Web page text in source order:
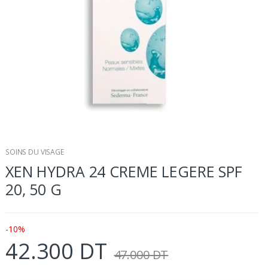
SOINS DU VISAGE
XEN HYDRA 24 CREME LEGERE SPF
20, 50 G
-10%
42.300 DT 47.000 DT